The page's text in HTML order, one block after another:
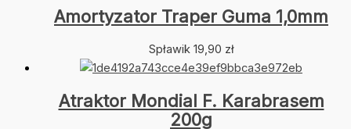
Amortyzator Traper Guma 1,0mm
Spławik 19,90 zł
Atraktor Mondial F. Karabrasem
200g